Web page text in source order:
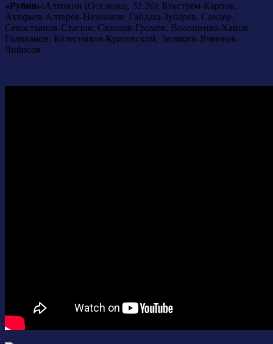
«Рубин»:Аляпкин (Оселедец, 32.26); Бэкстрём-Карпов,
Акифьев-Алтарёв-Незнамов; Гайдаш-Зубарев, Сандер-
Севостьянов-Стасюк; Сазонов-Громов, Волошенко-Хапов-
Голованов; Колесников-Красовский, Зюзякин-Ячменев-
Чибисов.